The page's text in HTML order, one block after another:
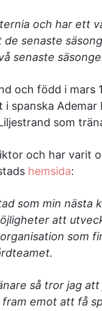
och har ett
senaste
senaste
och född i mars
spanska
som
och har varit
hemsida:
som min
att
som
så tror jag
emot att få